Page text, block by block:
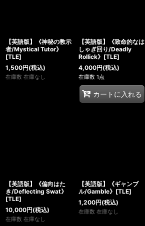
【英語版】《神秘の教示
者/Mystical Tutor》
[TLE]
1,500円(税込)
在庫数 在庫なし
【英語版】《致命的なは
しゃぎ回り/Deadly
Rollick》[TLE]
4,000円(税込)
在庫数 1点
カートに入れる
【英語版】《偏向はた
き/Deflecting Swat》
[TLE]
10,000円(税込)
在庫数 在庫なし
【英語版】《ギャンブ
ル/Gamble》[TLE]
1,200円(税込)
在庫数 在庫なし